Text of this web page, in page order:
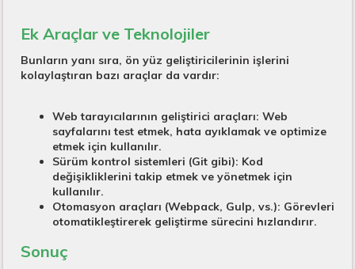
Ek Araçlar ve Teknolojiler
Bunların yanı sıra, ön yüz geliştiricilerinin işlerini
kolaylaştıran bazı araçlar da vardır:
Web tarayıcılarının geliştirici araçları: Web
sayfalarını test etmek, hata ayıklamak ve optimize
etmek için kullanılır.
Sürüm kontrol sistemleri (Git gibi): Kod
değişikliklerini takip etmek ve yönetmek için
kullanılır.
Otomasyon araçları (Webpack, Gulp, vs.): Görevleri
otomatikleştirerek geliştirme sürecini hızlandırır.
Sonuç